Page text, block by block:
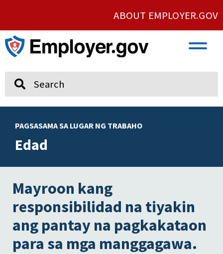
ABOUT EMPLOYER.GOV
PAGSASAMA SA LUGAR NG TRABAHO
Edad
Mayroon kang
responsibilidad na tiyakin
ang pantay na pagkakataon
para sa mga manggagawa.